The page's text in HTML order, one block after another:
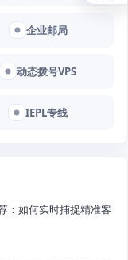
企业邮局
动态拨号VPS
IEPL专线
：如何实时捕捉精准客